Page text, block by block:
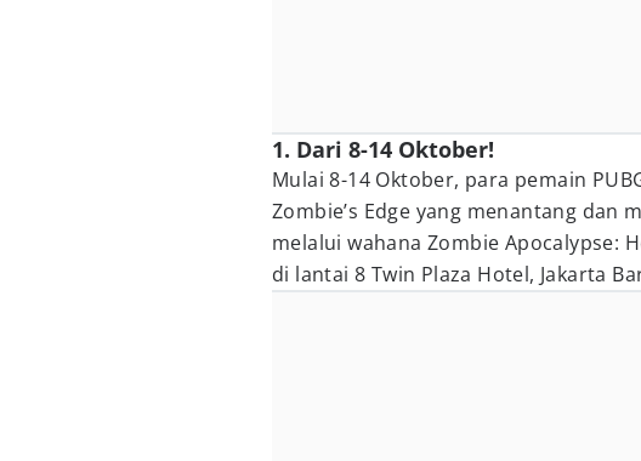
1. Dari 8-14 Oktober!
Mulai 8-14 Oktober, para pemain
Zombie’s Edge yang menantang dan
melalui wahana Zombie Apocalypse:
di lantai 8 Twin Plaza Hotel, Jakarta